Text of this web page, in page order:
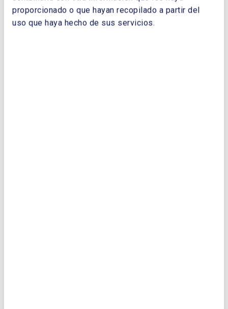
proporcionado o que hayan recopilado a partir del
uso que haya hecho de sus servicios.